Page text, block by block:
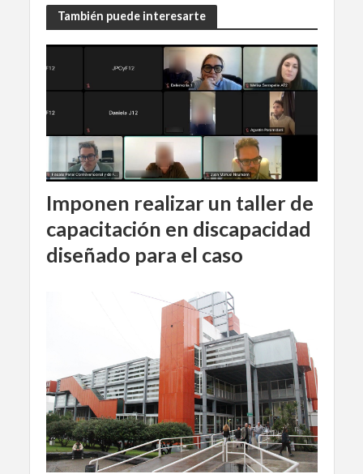
También puede interesarte
Imponen realizar un taller de
capacitación en discapacidad
diseñado para el caso